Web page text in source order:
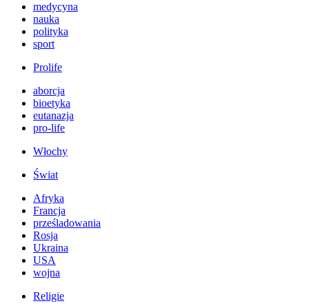
medycyna
nauka
polityka
sport
Prolife
aborcja
bioetyka
eutanazja
pro-life
Włochy
Świat
Afryka
Francja
prześladowania
Rosja
Ukraina
USA
wojna
Religie